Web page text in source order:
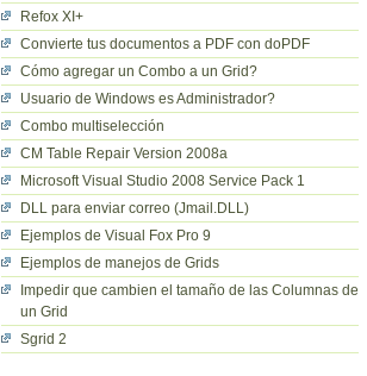
Refox XI+
Convierte tus documentos a PDF con doPDF
Cómo agregar un Combo a un Grid?
Usuario de Windows es Administrador?
Combo multiselección
CM Table Repair Version 2008a
Microsoft Visual Studio 2008 Service Pack 1
DLL para enviar correo (Jmail.DLL)
Ejemplos de Visual Fox Pro 9
Ejemplos de manejos de Grids
Impedir que cambien el tamaño de las Columnas de
un Grid
Sgrid 2